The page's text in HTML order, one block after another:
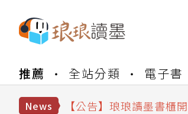
推薦 全站分類 電子書
News
【公告】因 Readmoo
【公告】琅琅讀墨書櫃